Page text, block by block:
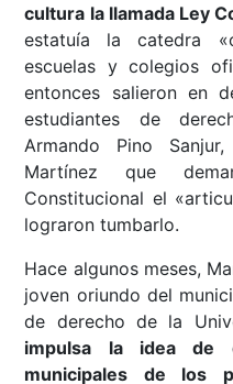
cultura la llamada Ley
estatuía la catedra
escuelas y colegios
entonces salieron en
estudiantes de
Armando Pino
Martínez que
Constitucional el
lograron tumbarlo.
Hace algunos meses,
joven oriundo del
de derecho de la
impulsa la idea de
municipales de los